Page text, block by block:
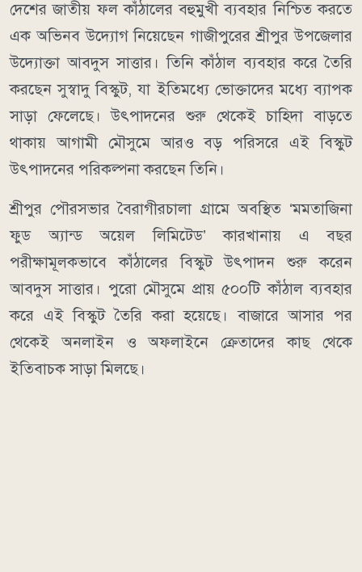
দেশের জাতীয় ফল কাঁঠালের বহুমুখী ব্যবহার নিশ্চিত করতে
এক অভিনব উদ্যোগ নিয়েছেন গাজীপুরের শ্রীপুর উপজেলার
উদ্যোক্তা আবদুস সাত্তার। তিনি কাঁঠাল ব্যবহার করে তৈরি
করছেন সুস্বাদু বিস্কুট, যা ইতিমধ্যে ভোক্তাদের মধ্যে ব্যাপক
সাড়া ফেলেছে। উৎপাদনের শুরু থেকেই চাহিদা বাড়তে
থাকায় আগামী মৌসুমে আরও বড় পরিসরে এই বিস্কুট
উৎপাদনের পরিকল্পনা করছেন তিনি।
শ্রীপুর পৌরসভার বৈরাগীরচালা গ্রামে অবস্থিত ‘মমতাজিনা
ফুড অ্যান্ড অয়েল লিমিটেড’ কারখানায় এ বছর
পরীক্ষামূলকভাবে কাঁঠালের বিস্কুট উৎপাদন শুরু করেন
আবদুস সাত্তার। পুরো মৌসুমে প্রায় ৫০০টি কাঁঠাল ব্যবহার
করে এই বিস্কুট তৈরি করা হয়েছে। বাজারে আসার পর
থেকেই অনলাইন ও অফলাইনে ক্রেতাদের কাছ থেকে
ইতিবাচক সাড়া মিলছে।